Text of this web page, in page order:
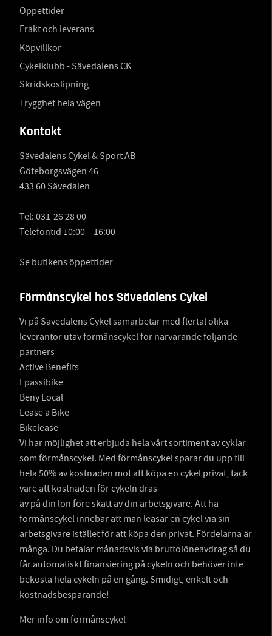
Öppettider
Frakt och leverans
Köpvillkor
Cykelklubb - Sävedalens CK
Skridskoslipning
Trygghet hela vägen
Kontakt
Sävedalens Cykel & Sport AB
Göteborgsvägen 46
433 60 Sävedalen
Tel: 031-26 28 00
Telefontid 10:00 – 16:00
Se butikens öppettider
Förmånscykel hos Sävedalens Cykel
Vi på Sävedalens Cykel samarbetar med flertal olika
leverantör utav förmånscykel för närvarande följande
partners
Active Benefits
Epassibike
Beny Local
Lease a Bike
Bikelease
Vi har möjlighet att erbjuda hela vårt sortiment av cyklar
som förmånscykel. Med förmånscykel sparar du upp till
hela 50% av kostnaden mot att köpa en cykel privat, tack
vare att kostnaden för cykeln dras
av på din lön före skatt av din arbetsgivare. Att ha
förmånscykel innebär att man leasar en cykel via sin
arbetsgivare istället för att köpa den privat. Fördelarna är
många. Du betalar månadsvis via bruttolöneavdrag så du
får automatiskt finansiering på cykeln och behöver inte
bekosta hela cykeln på en gång. Smidigt, enkelt och
kostnadsbesparande!
Mer info om förmånscykel